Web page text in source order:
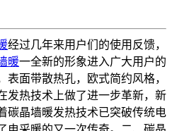
经过几年来用户们的使用反馈，
暖一全新的形象进入广大用户的
面带散热孔，欧式简约风格，
发热技术上做了进一步革新，新
碳晶墙暖发热技术已突破传统电